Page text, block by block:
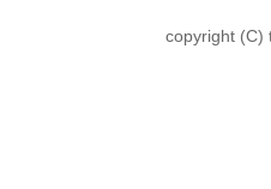
copyright (C)